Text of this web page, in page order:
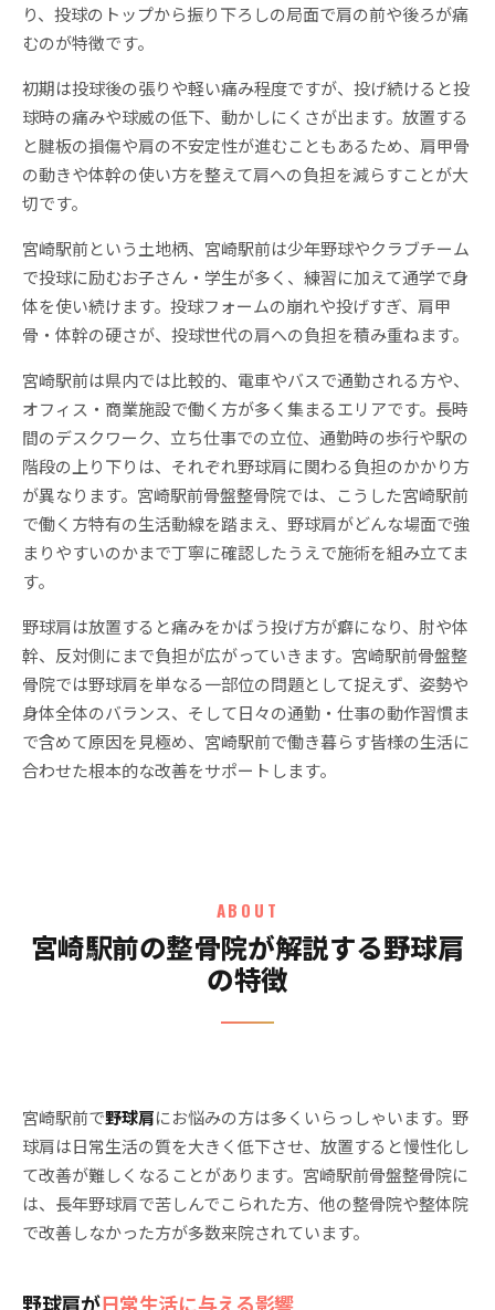
り、投球のトップから振り下ろしの局面で肩の前や後ろが痛
むのが特徴です。
初期は投球後の張りや軽い痛み程度ですが、投げ続けると投
球時の痛みや球威の低下、動かしにくさが出ます。放置する
と腱板の損傷や肩の不安定性が進むこともあるため、肩甲骨
の動きや体幹の使い方を整えて肩への負担を減らすことが大
切です。
宮崎駅前という土地柄、宮崎駅前は少年野球やクラブチーム
で投球に励むお子さん・学生が多く、練習に加えて通学で身
体を使い続けます。投球フォームの崩れや投げすぎ、肩甲
骨・体幹の硬さが、投球世代の肩への負担を積み重ねます。
宮崎駅前は県内では比較的、電車やバスで通勤される方や、
オフィス・商業施設で働く方が多く集まるエリアです。長時
間のデスクワーク、立ち仕事での立位、通勤時の歩行や駅の
階段の上り下りは、それぞれ野球肩に関わる負担のかかり方
が異なります。宮崎駅前骨盤整骨院では、こうした宮崎駅前
で働く方特有の生活動線を踏まえ、野球肩がどんな場面で強
まりやすいのかまで丁寧に確認したうえで施術を組み立てま
す。
野球肩は放置すると痛みをかばう投げ方が癖になり、肘や体
幹、反対側にまで負担が広がっていきます。宮崎駅前骨盤整
骨院では野球肩を単なる一部位の問題として捉えず、姿勢や
身体全体のバランス、そして日々の通勤・仕事の動作習慣ま
で含めて原因を見極め、宮崎駅前で働き暮らす皆様の生活に
合わせた根本的な改善をサポートします。
ABOUT
宮崎駅前の整骨院が解説する野球肩
の特徴
宮崎駅前で野球肩にお悩みの方は多くいらっしゃいます。野
球肩は日常生活の質を大きく低下させ、放置すると慢性化し
て改善が難しくなることがあります。宮崎駅前骨盤整骨院に
は、長年野球肩で苦しんでこられた方、他の整骨院や整体院
で改善しなかった方が多数来院されています。
野球肩が日常生活に与える影響